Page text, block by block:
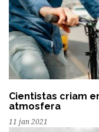
Cientistas criam
atmosfera
11 jan 2021